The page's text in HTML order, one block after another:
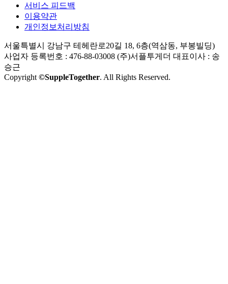
서비스 피드백
이용약관
개인정보처리방침
서울특별시 강남구 테헤란로20길 18, 6층(역삼동, 부봉빌딩)
사업자 등록번호 : 476-88-03008 (주)서플투게더 대표이사 : 송
승근
Copyright ©SuppleTogether. All Rights Reserved.